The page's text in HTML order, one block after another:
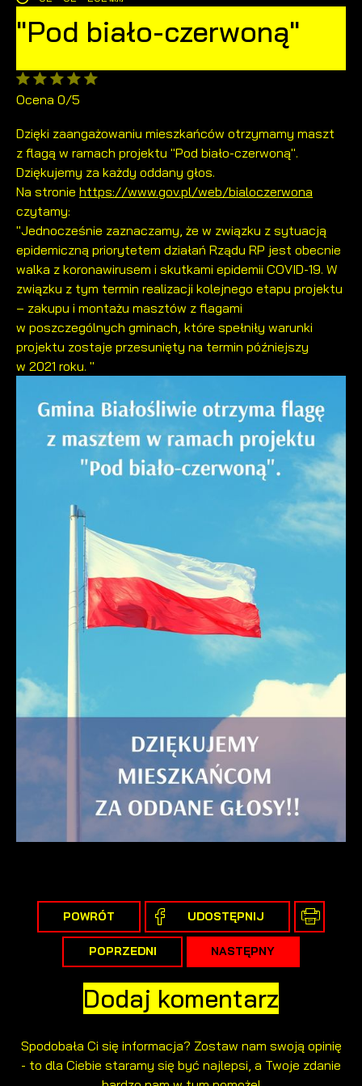
"Pod biało-czerwoną"
Ocena 0/5
Dzięki zaangażowaniu mieszkańców otrzymamy maszt
z flagą w ramach projektu "Pod biało-czerwoną".
Dziękujemy za każdy oddany głos.
Na stronie https://www.gov.pl/web/bialoczerwona
czytamy:
"Jednocześnie zaznaczamy, że w związku z sytuacją
epidemiczną priorytetem działań Rządu RP jest obecnie
walka z koronawirusem i skutkami epidemii COVID-19. W
związku z tym termin realizacji kolejnego etapu projektu
– zakupu i montażu masztów z flagami
w poszczególnych gminach, które spełniły warunki
projektu zostaje przesunięty na termin późniejszy
w 2021 roku. "
POWRÓT UDOSTĘPNIJ
POPRZEDNI NASTĘPNY
Dodaj komentarz
Spodobała Ci się informacja? Zostaw nam swoją opinię
- to dla Ciebie staramy się być najlepsi, a Twoje zdanie
zapamiętanie wprowadzonych przez Ciebie ustawień oraz
personalizację określonych funkcjonalności czy
prezentowanych treści.
komfort korzystania z funkcjonalności naszej strony poprzez
dopasowanie jej do Twoich indywidualnych preferencji.
cookies gwarantuje dostępność większej ilości funkcji na
stronie.
Więcej
Analityczne pliki cookies pomagają nam rozwijać się i
dostosowywać do Twoich potrzeb.
Cookies analityczne pozwalają na uzyskanie informacji w
zakresie wykorzystywania witryny internetowej, miejsca oraz
częstotliwości, z jaką odwiedzane są nasze serwisy www.
Dane pozwalają nam na ocenę naszych serwisów
internetowych pod względem ich popularności wśród
użytkowników. Zgromadzone informacje są przetwarzane w
formie zanonimizowanej. Wyrażenie zgody na analityczne pliki
cookies gwarantuje dostępność wszystkich funkcjonalności.
Więcej
Reklamowe
Dzięki reklamowym plikom cookies prezentujemy Ci
najciekawsze informacje i aktualności na stronach naszych
partnerów.
Promocyjne pliki cookies służą do prezentowania Ci naszych
komunikatów na podstawie analizy Twoich upodobań oraz
Twoich zwyczajów dotyczących przeglądanej witryny
internetowej. Treści promocyjne mogą pojawić się na
partnerami oraz innych dostawców usług. Firmy te działają w
charakterze pośredników prezentujących nasze treści w
postaci wiadomości, ofert, komunikatów mediów
społecznościowych.
Więcej